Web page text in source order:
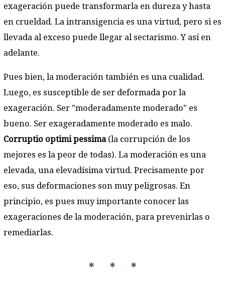
exageración puede transformarla en dureza y hasta
en crueldad. La intransigencia es una virtud, pero si es
llevada al exceso puede llegar al sectarismo. Y así en
adelante.
Pues bien, la moderación también es una cualidad.
Luego, es susceptible de ser deformada por la
exageración. Ser "moderadamente moderado" es
bueno. Ser exageradamente moderado es malo.
Corruptio optimi pessima(la corrupción de los
mejores es la peor de todas). La moderación es una
elevada, una elevadísima virtud. Precisamente por
eso, sus deformaciones son muy peligrosas. En
principio, es pues muy importante conocer las
exageraciones de la moderación, para prevenirlas o
remediarlas.
* * *